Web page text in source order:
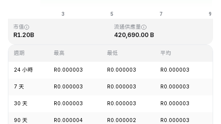
市值
R1.20B
流通供應量
420,690.00 B
週期 最高 最低 平均
24 小時 R0.000003 R0.000003 R0.000003
7 天 R0.000003 R0.000003 R0.000003
30 天 R0.000003 R0.000003 R0.000003
90 天 R0.000004 R0.000002 R0.000003